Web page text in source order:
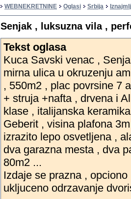
WEBNEKRETNINE Oglasi Srbija
Senjak , luksuzna vila ,
Tekst oglasa
Kuca Savski venac ,
mirna ulica u okruzenju
, 550m2 , plac povrsine 7
+ struja +nafta , drvena i
klase , italijanska
Geberit , visina plafona
izrazito lepo osvetljena ,
dva garazna mesta , dva
80m2 ...
Izdaje se prazna ,
ukljuceno odrzavanje